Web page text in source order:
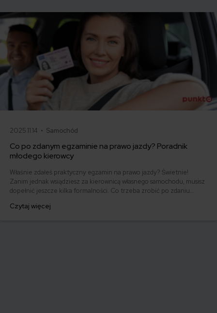
2025.11.14 • Samochód
Co po zdanym egzaminie na prawo jazdy? Poradnik
młodego kierowcy
Właśnie zdałeś praktyczny egzamin na prawo jazdy? Świetnie!
Zanim jednak wsiądziesz za kierownicą własnego samochodu, musisz
dopełnić jeszcze kilka formalności. Co trzeba zrobić po zdaniu
którym szybko załatwisz sprawy urzędowe i będziesz mógł prowadzić
Czytaj więcej